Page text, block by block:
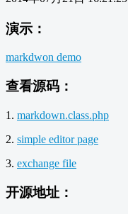
演示：
markdwon demo
查看源码：
1. markdown.class.php
2. simple editor page
3. exchange file
开源地址：